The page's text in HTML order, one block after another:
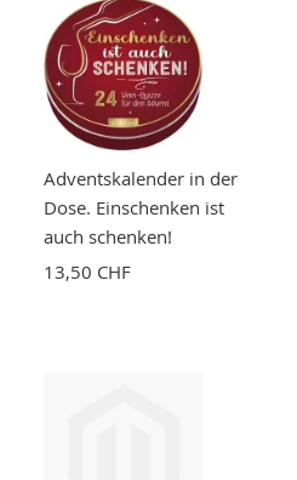
BEWERTUNG ABSCHICKEN
Adventskalender in der
Dose. Einschenken ist
auch schenken!
13,50 CHF